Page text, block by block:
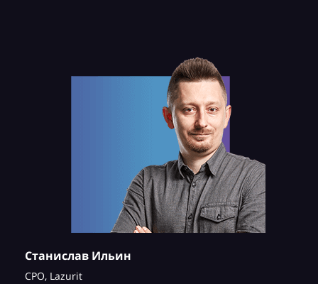
Станислав Ильин
CPO, Lazurit